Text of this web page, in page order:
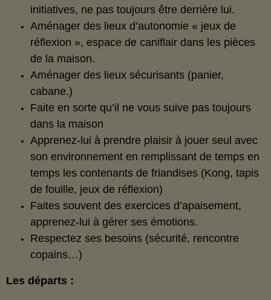
initiatives, ne pas toujours être derrière lui.
Aménager des lieux d’autonomie « jeux de
réflexion », espace de caniflair dans les pièces
de la maison.
Aménager des lieux sécurisants (panier,
cabane.)
Faite en sorte qu’il ne vous suive pas toujours
dans la maison
Apprenez-lui à prendre plaisir à jouer seul avec
son environnement en remplissant de temps en
temps les contenants de friandises (Kong, tapis
de fouille, jeux de réflexion)
Faites souvent des exercices d’apaisement,
apprenez-lui à gérer ses émotions.
Respectez ses besoins (sécurité, rencontre
copains…)
Les départs :